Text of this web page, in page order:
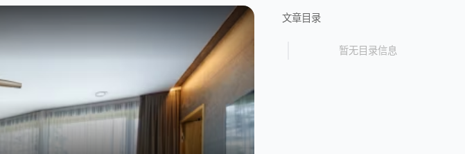
文章目录
暂无目录信息